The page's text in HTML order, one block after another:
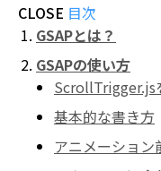
CLOSE 目次
GSAPとは？
GSAPの使い方
ScrollTrigger.js
基本的な書き方
アニメーショ